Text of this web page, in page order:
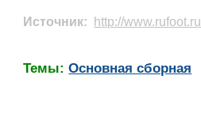
Источник: http://www.rufoot.ru
Темы:Основная сборная